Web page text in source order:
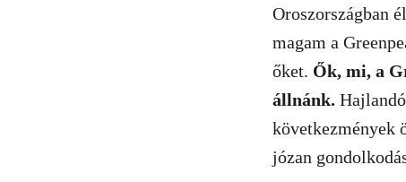
Oroszországban
magam a
őket. Ők, mi, a
állnánk.
következmények
józan